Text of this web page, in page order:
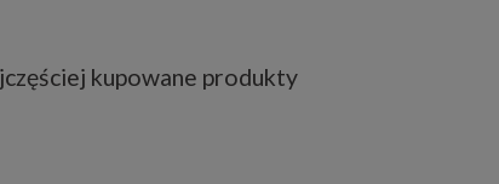
kupowane produkty